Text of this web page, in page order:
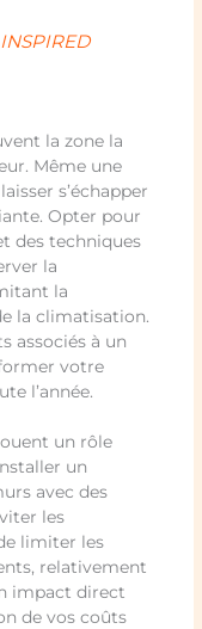
la zone la
Même une
s’échapper
Opter pour
des techniques
la
la
la climatisation.
associés à un
votre
l’année.
un rôle
un
avec des
les
limiter les
relativement
impact direct
de vos coûts